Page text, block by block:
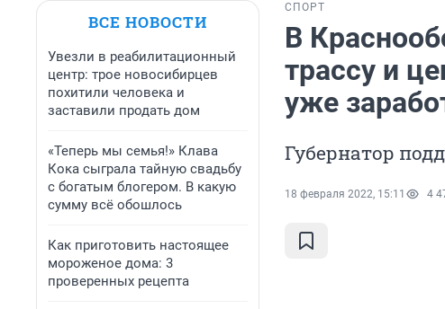
ВСЕ НОВОСТИ
Увезли в реабилитационный
центр: трое новосибирцев
похитили человека и
заставили продать дом
«Теперь мы семья!» Клава
Кока сыграла тайную свадьбу
с богатым блогером. В какую
сумму всё обошлось
Как приготовить настоящее
мороженое дома: 3
проверенных рецепта
СПОРТ
В
трассу и
уже
Губернатор
18 февраля 2022, 15:11 4